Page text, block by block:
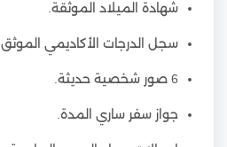
شهادة الميلاد الموثقة.
سجل الدرجات الأكاديمي الموثق.
6 صور شخصية حديثة.
جواز سفر ساري المدة.